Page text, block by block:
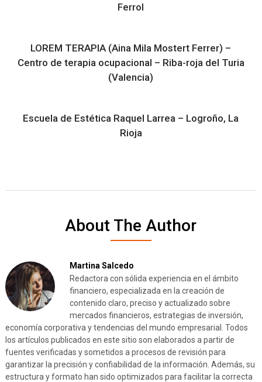
Ferrol
LOREM TERAPIA (Aina Mila Mostert Ferrer) –
Centro de terapia ocupacional – Riba-roja del Turia
(Valencia)
Escuela de Estética Raquel Larrea – Logroño, La
Rioja
About The Author
Martina Salcedo
Redactora con sólida experiencia en el ámbito
financiero, especializada en la creación de
contenido claro, preciso y actualizado sobre
mercados financieros, estrategias de inversión,
economía corporativa y tendencias del mundo empresarial. Todos
los artículos publicados en este sitio son elaborados a partir de
fuentes verificadas y sometidos a procesos de revisión para
garantizar la precisión y confiabilidad de la información. Además, su
estructura y formato han sido optimizados para facilitar la correcta